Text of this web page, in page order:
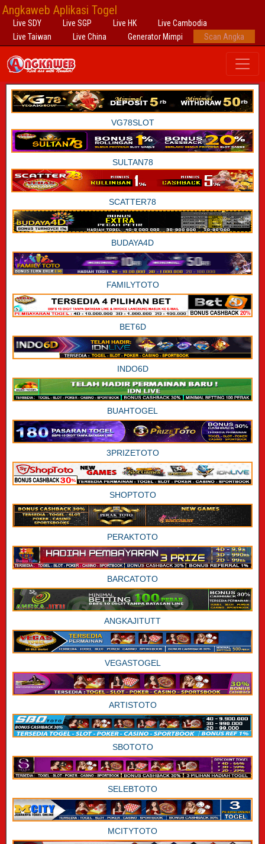
Angkaweb Aplikasi Togel
Live SDY Live SGP Live HK
Live Cambodia
Live Taiwan
Live China Generator Mimpi Scan Angka
VG78SLOT
SULTAN78
SCATTER78
BUDAYA4D
FAMILYTOTO
BET6D
INDO6D
BUAHTOGEL
3PRIZETOTO
SHOPTOTO
PERAKTOTO
BARCATOTO
ANGKAJITUTT
VEGASTOGEL
ARTISTOTO
SBOTOTO
SELEBTOTO
MCITYTOTO